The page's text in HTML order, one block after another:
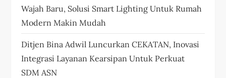
Wajah Baru, Solusi Smart Lighting Untuk Rumah
Modern Makin Mudah
Ditjen Bina Adwil Luncurkan CEKATAN, Inovasi
Integrasi Layanan Kearsipan Untuk Perkuat
SDM ASN